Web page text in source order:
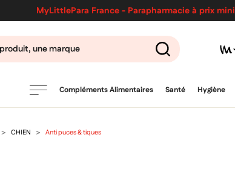
MyLittlePara France - Parapharmacie à prix mini
PRODUITS
Compléments Alimentaires Santé Hygiène
CHIEN Anti puces & tiques